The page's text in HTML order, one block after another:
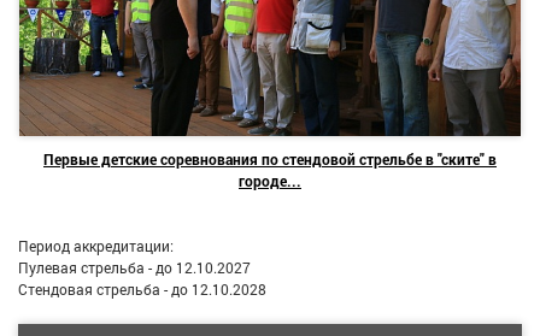
Первые детские соревнования по стендовой стрельбе в "ските" в
городе...
Период аккредитации:
Пулевая стрельба - до 12.10.2027
Стендовая стрельба - до 12.10.2028